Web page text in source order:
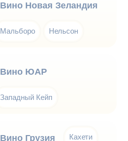
Вино Новая Зеландия
Мальборо Нельсон
Вино ЮАР
Западный Кейп
Вино Грузия Кахети